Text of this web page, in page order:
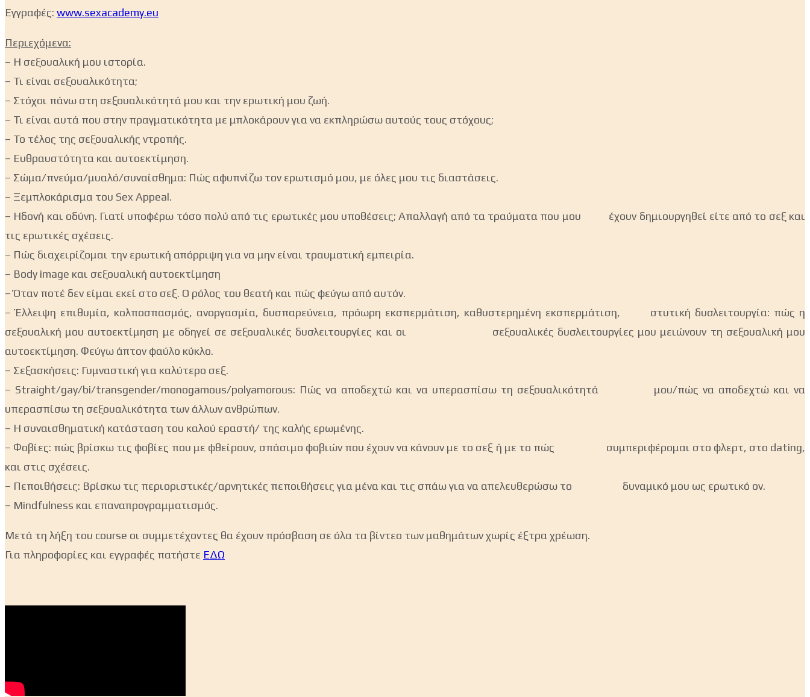
Εγγραφές: www.sexacademy.eu
Περιεχόμενα:
– H σεξουαλική μου ιστορία.
– Τι είναι σεξουαλικότητα;
– Στόχοι πάνω στη σεξουαλικότητά μου και την ερωτική μου ζωή.
– Τι είναι αυτά που στην πραγματικότητα με μπλοκάρουν για να εκπληρώσω αυτούς τους στόχους;
– Το τέλος της σεξουαλικής ντροπής.
– Ευθραυστότητα και αυτοεκτίμηση.
– Σώμα/πνεύμα/μυαλό/συναίσθημα: Πώς αφυπνίζω τον ερωτισμό μου, με όλες μου τις διαστάσεις.
– Ξεμπλοκάρισμα του Sex Appeal.
– Ηδονή και οδύνη. Γιατί υποφέρω τόσο πολύ από τις ερωτικές μου υποθέσεις; Απαλλαγή από τα τραύματα που μου έχουν δημιουργηθεί είτε από το σεξ και
τις ερωτικές σχέσεις.
– Πώς διαχειρίζομαι την ερωτική απόρριψη για να μην είναι τραυματική εμπειρία.
– Body image και σεξουαλική αυτοεκτίμηση
– Όταν ποτέ δεν είμαι εκεί στο σεξ. Ο ρόλος του θεατή και πώς φεύγω από αυτόν.
– Έλλειψη επιθυμία, κολποσπασμός, ανοργασμία, δυσπαρεύνεια, πρόωρη εκσπερμάτιση, καθυστερημένη εκσπερμάτιση, στυτική δυσλειτουργία: πώς η
σεξουαλική μου αυτοεκτίμηση με οδηγεί σε σεξουαλικές δυσλειτουργίες και οι σεξουαλικές δυσλειτουργίες μου μειώνουν τη σεξουαλική μου
αυτοεκτίμηση. Φεύγω άπτον φαύλο κύκλο.
– Σεξασκήσεις: Γυμναστική για καλύτερο σεξ.
– Straight/gay/bi/transgender/monogamous/polyamorous: Πώς να αποδεχτώ και να υπερασπίσω τη σεξουαλικότητά μου/πώς να αποδεχτώ και να
υπερασπίσω τη σεξουαλικότητα των άλλων ανθρώπων.
– Η συναισθηματική κατάσταση του καλού εραστή/ της καλής ερωμένης.
– Φοβίες: πώς βρίσκω τις φοβίες που με φθείρουν, σπάσιμο φοβιών που έχουν να κάνουν με το σεξ ή με το πώς συμπεριφέρομαι στο φλερτ, στο dating,
και στις σχέσεις.
– Πεποιθήσεις: Βρίσκω τις περιοριστικές/αρνητικές πεποιθήσεις για μένα και τις σπάω για να απελευθερώσω το δυναμικό μου ως ερωτικό ον.
– Mindfulness και επαναπρογραμματισμός.
Μετά τη λήξη του course οι συμμετέχοντες θα έχουν πρόσβαση σε όλα τα βίντεο των μαθημάτων χωρίς έξτρα χρέωση.
Για πληροφορίες και εγγραφές πατήστε ΕΔΩ